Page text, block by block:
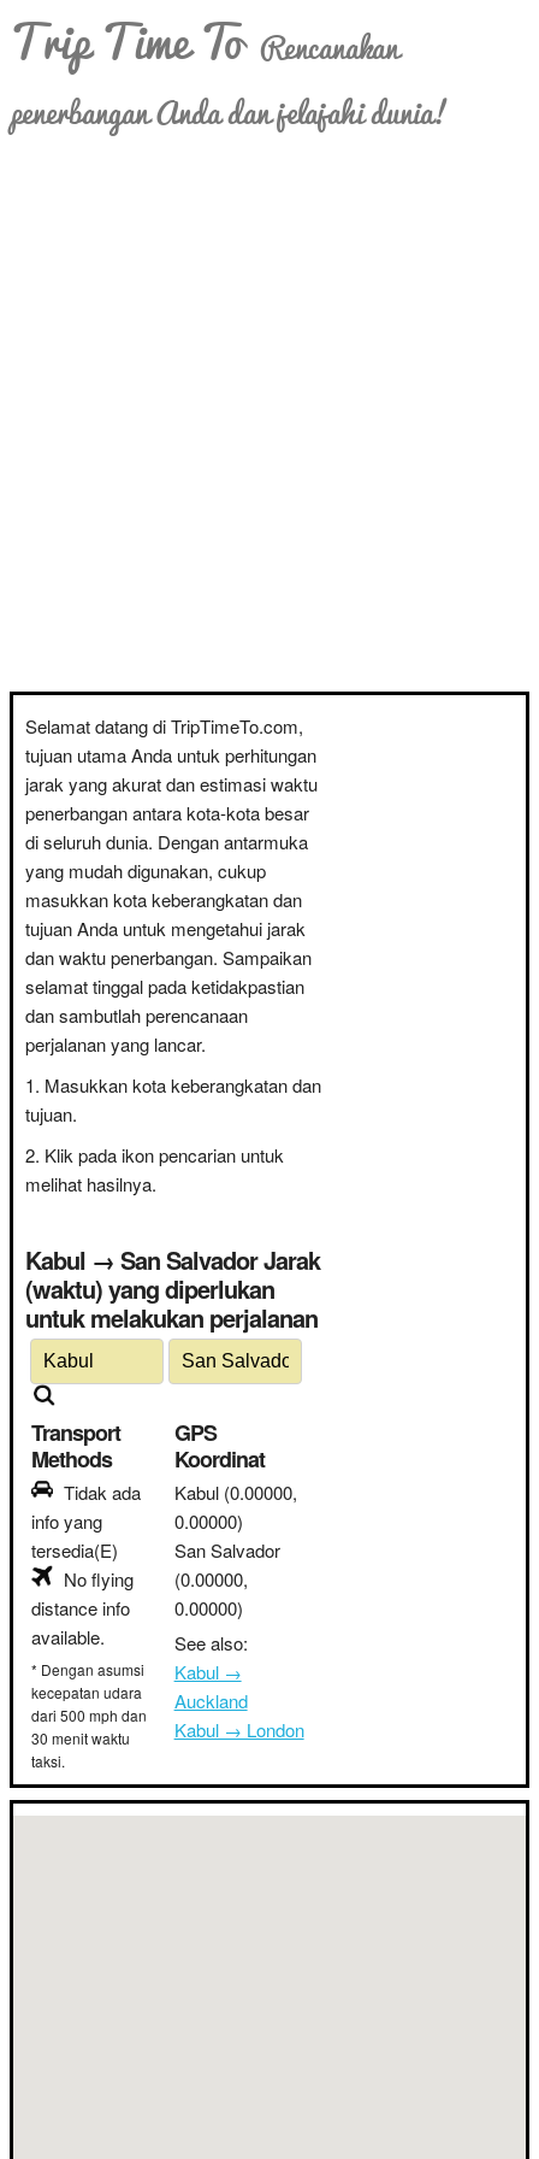
Trip Time To Rencanakan
penerbangan Anda dan jelajahi dunia!
Selamat datang di TripTimeTo.com,
tujuan utama Anda untuk perhitungan
jarak yang akurat dan estimasi waktu
penerbangan antara kota-kota besar
di seluruh dunia. Dengan antarmuka
yang mudah digunakan, cukup
masukkan kota keberangkatan dan
tujuan Anda untuk mengetahui jarak
dan waktu penerbangan. Sampaikan
selamat tinggal pada ketidakpastian
dan sambutlah perencanaan
perjalanan yang lancar.
Masukkan kota keberangkatan dan
tujuan.
Klik pada ikon pencarian untuk
melihat hasilnya.
Kabul → San Salvador Jarak
(waktu) yang diperlukan
untuk melakukan perjalanan
Transport
Methods
Tidak ada
info yang
tersedia(E)
No flying
distance info
available.
* Dengan asumsi
kecepatan udara
dari 500 mph dan
30 menit waktu
taksi.
GPS
Koordinat
Kabul (0.00000,
0.00000)
San Salvador
(0.00000,
0.00000)
See also:
Kabul →
Auckland
Kabul → London